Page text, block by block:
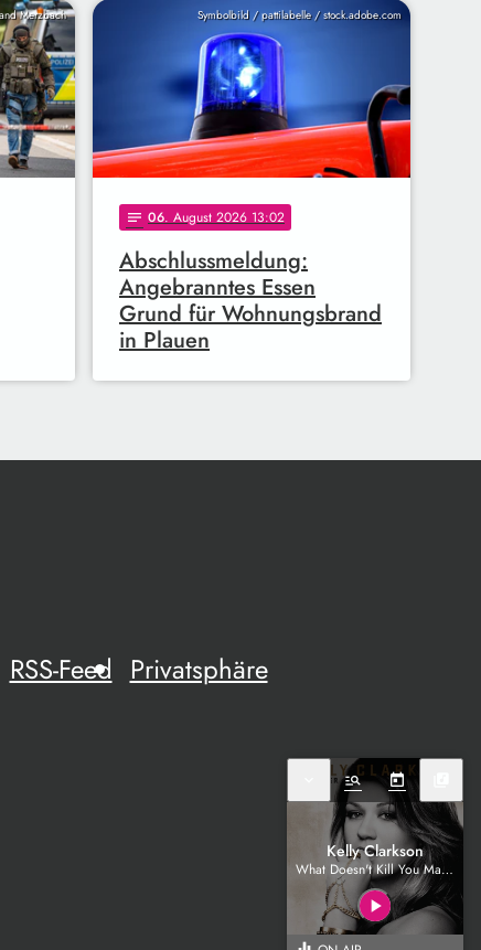
Merzbach Symbolbild / pattilabelle / stock.adobe.com
notes 06. August 2026 13:02
Abschlussmeldung:
Angebranntes Essen
Grund für Wohnungsbrand
in Plauen
RSS-Feed Privatsphäre
manage_search today
Kelly Clarkson
What Doesn't Kill You Makes You Stronger
play_arrow